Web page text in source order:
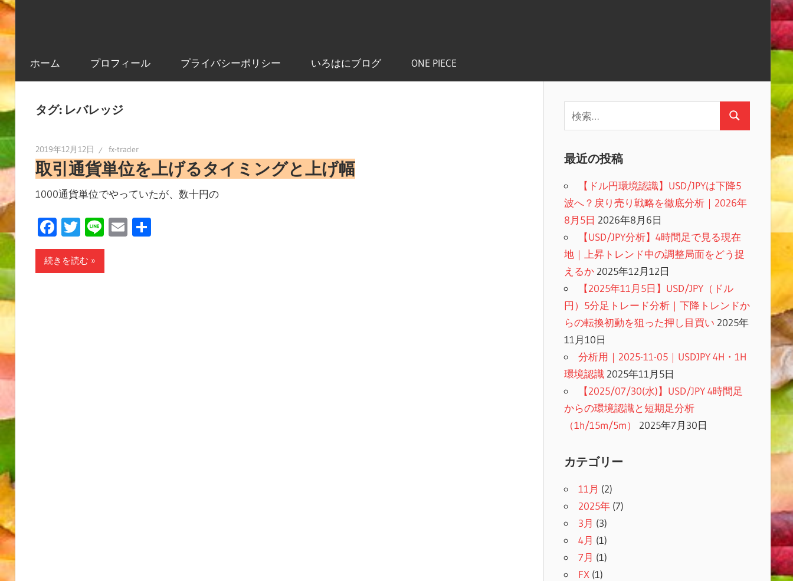
ホーム プロフィール プライバシーポリシー いろはにブログ ONE PIECE
タグ: レバレッジ
2019年12月12日 fx-trader
取引通貨単位を上げるタイミングと上げ幅
1000通貨単位でやっていたが、数十円の
Facebook
Twitter
LineEmail
共
続きを読む
検
最近の投稿
【ドル円環境認識】USD/JPYは下降5
波へ？戻り売り戦略を徹底分析｜2026年
8月5日 2026年8月6日
【USD/JPY分析】4時間足で見る現在
地｜上昇トレンド中の調整局面をどう捉
えるか 2025年12月12日
【2025年11月5日】USD/JPY（ドル
円）5分足トレード分析｜下降トレンドか
らの転換初動を狙った押し目買い 2025年
11月10日
分析用｜2025-11-05｜USDJPY 4H・1H
環境認識 2025年11月5日
【2025/07/30(水)】USD/JPY 4時間足
からの環境認識と短期足分析
（1h/15m/5m）
2025年7月30日
カテゴリー
11月 (2)
2025年(7)
3月 (3)
4月 (1)
7月 (1)
FX(1)